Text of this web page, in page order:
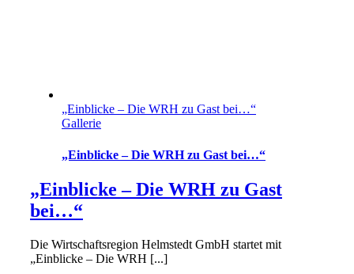
„Einblicke – Die WRH zu Gast bei…“
Gallerie
„Einblicke – Die WRH zu Gast bei…“
„Einblicke – Die WRH zu Gast
bei…“
Die Wirtschaftsregion Helmstedt GmbH startet mit
„Einblicke – Die WRH [...]